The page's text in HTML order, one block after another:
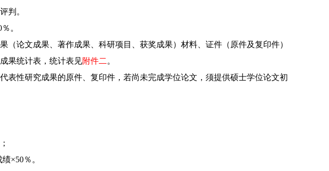
判。
％。
（论文成果、著作成果、科研项目、获奖成果）材料、证件（原件及复印件）
果统计表，统计表见附件二 。
表性研究成果的原件、复印件，若尚未完成学位论文，须提供硕士学位论文初
绩×50％。